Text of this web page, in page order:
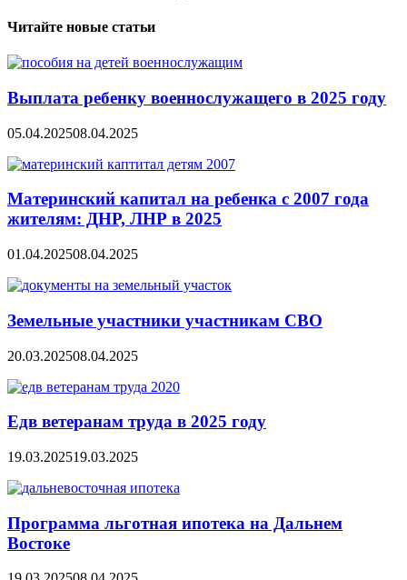
Читайте новые статьи
Выплата ребенку военнослужащего в 2025 году
05.04.202508.04.2025
Материнский капитал на ребенка с 2007 года
жителям: ДНР, ЛНР в 2025
01.04.202508.04.2025
Земельные участники участникам СВО
20.03.202508.04.2025
Едв ветеранам труда в 2025 году
19.03.202519.03.2025
Программа льготная ипотека на Дальнем
Востоке